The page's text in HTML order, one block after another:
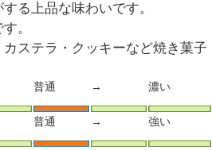
る上品な味わいです。
。
ステラ・クッキーなど焼き菓子
普通 → 濃い
普通 → 強い